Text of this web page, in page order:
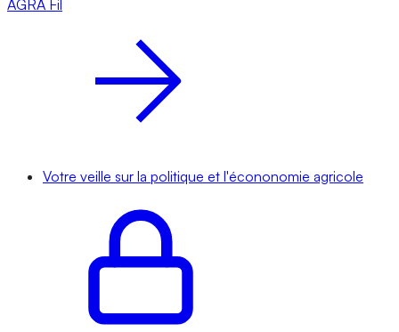
AGRA Fil
Votre veille sur la politique et l'écononomie agricole